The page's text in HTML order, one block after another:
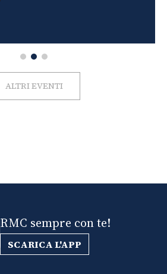
ALTRI EVENTI
RMC sempre con te!
SCARICA L'APP